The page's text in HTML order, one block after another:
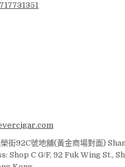
街92C號地舖(黃金商場對面)
Shop C G/F, 92 Fuk Wing St.,